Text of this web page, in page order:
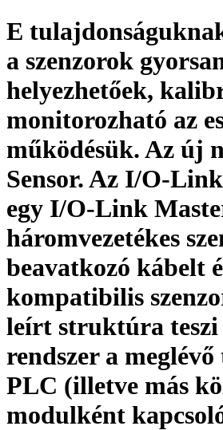
E
a szenzorok
helyezhetőek,
monitorozható az
működésük. Az új
Sensor. Az I/O-
egy I/O-Link
háromvezetékes
beavatkozó kábelt
kompatibilis
leírt struktúra teszi
rendszer a
PLC (illetve más
modulként